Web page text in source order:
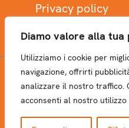
Diamo valore alla tua
Utilizziamo i cookie per
navigazione, offrirti
analizzare il nostro traffico.
acconsenti al nostro utilizzo
Privacy policy
NEWSLETTER